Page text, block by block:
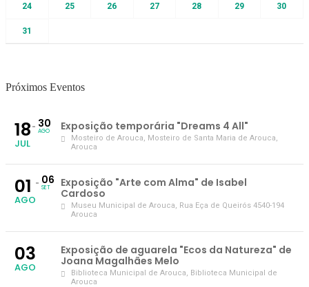
24 25 26 27 28 29 30
31
Próximos Eventos
18
JUL
30
AGO Exposição temporária "Dreams 4 All"
Mosteiro de Arouca, Mosteiro de Santa Maria de Arouca,
Arouca
01
AGO
06
SET
Exposição "Arte com Alma" de Isabel
Cardoso
Museu Municipal de Arouca, Rua Eça de Queirós 4540-194
Arouca
03
AGO
Exposição de aguarela "Ecos da Natureza" de
Joana Magalhães Melo
Biblioteca Municipal de Arouca, Biblioteca Municipal de
Arouca